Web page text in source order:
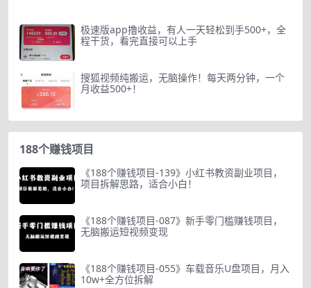
极速版app撸收益，有人一天轻松到手500+，全
程干货，看完直接可以上手
搜狐视频纯搬运，无脑操作！每天两分钟，一个
月收益500+！
188个赚钱项目
《188个赚钱项目-139》小红书教资副业项目，
项目拆解思路，适合小白！
《188个赚钱项目-087》新手零门槛赚钱项目，
无脑搬运短视频变现
《188个赚钱项目-055》车载音乐U盘项目，月入
10w+全方位拆解